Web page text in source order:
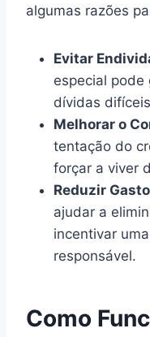
algumas razões
Evitar
especial pode
dívidas
Melhorar o
tentação do
forçar a viver
Reduzir
ajudar a
incentivar
responsável.
Como